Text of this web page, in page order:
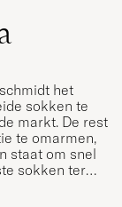
het
sokken te
markt. De rest
te omarmen,
staat om snel
sokken ter